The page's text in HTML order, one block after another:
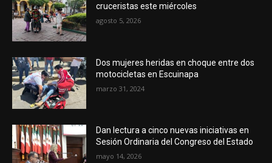
cruceristas este miércoles
agosto 5, 2026
Dos mujeres heridas en choque entre dos
motocicletas en Escuinapa
marzo 31, 2024
Dan lectura a cinco nuevas iniciativas en
Sesión Ordinaria del Congreso del Estado
mayo 14, 2026